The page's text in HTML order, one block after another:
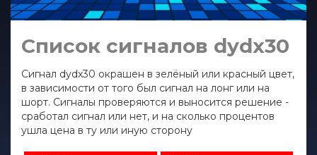
Список сигналов dydx30
Сигнал dydx30 окрашен в зелёный или красный цвет,
в зависимости от того был сигнал на лонг или на
шорт. Сигналы проверяются и выносится решение -
сработал сигнал или нет, и на сколько процентов
ушла цена в ту или иную сторону